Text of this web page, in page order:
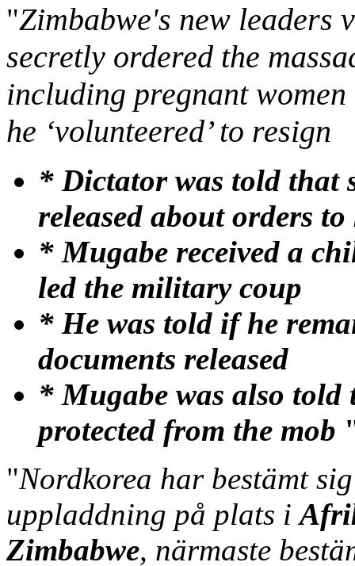
"Zimbabwe's new leaders
secretly ordered the
including pregnant
he ‘volunteered’ to resign
* Dictator was told that
released about orders
* Mugabe received a
led the military coup
* He was told if he
documents released
* Mugabe was also
protected from the mob
"Nordkorea har bestämt
uppladdning på plats i
Zimbabwe, närmaste